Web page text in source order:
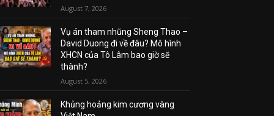
August 7, 2026
Vụ án tham nhũng Sheng Thao –
David Duong đi về đâu? Mô hình
XHCN của Tô Lâm bao giờ sẽ
thành?
August 5, 2026
Khủng hoảng kim cương vàng